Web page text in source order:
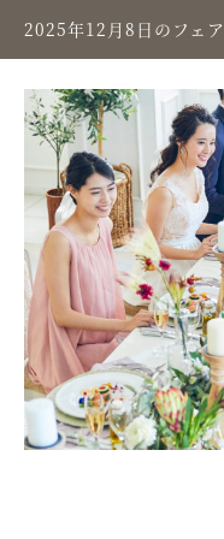
2025年12月8日のフェア